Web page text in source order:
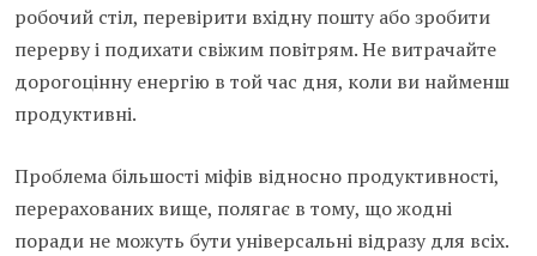
робочий стіл, перевірити вхідну пошту або зробити
перерву і подихати свіжим повітрям. Не витрачайте
дорогоцінну енергію в той час дня, коли ви найменш
продуктивні.
Проблема більшості міфів відносно продуктивності,
перерахованих вище, полягає в тому, що жодні
поради не можуть бути універсальні відразу для всіх.